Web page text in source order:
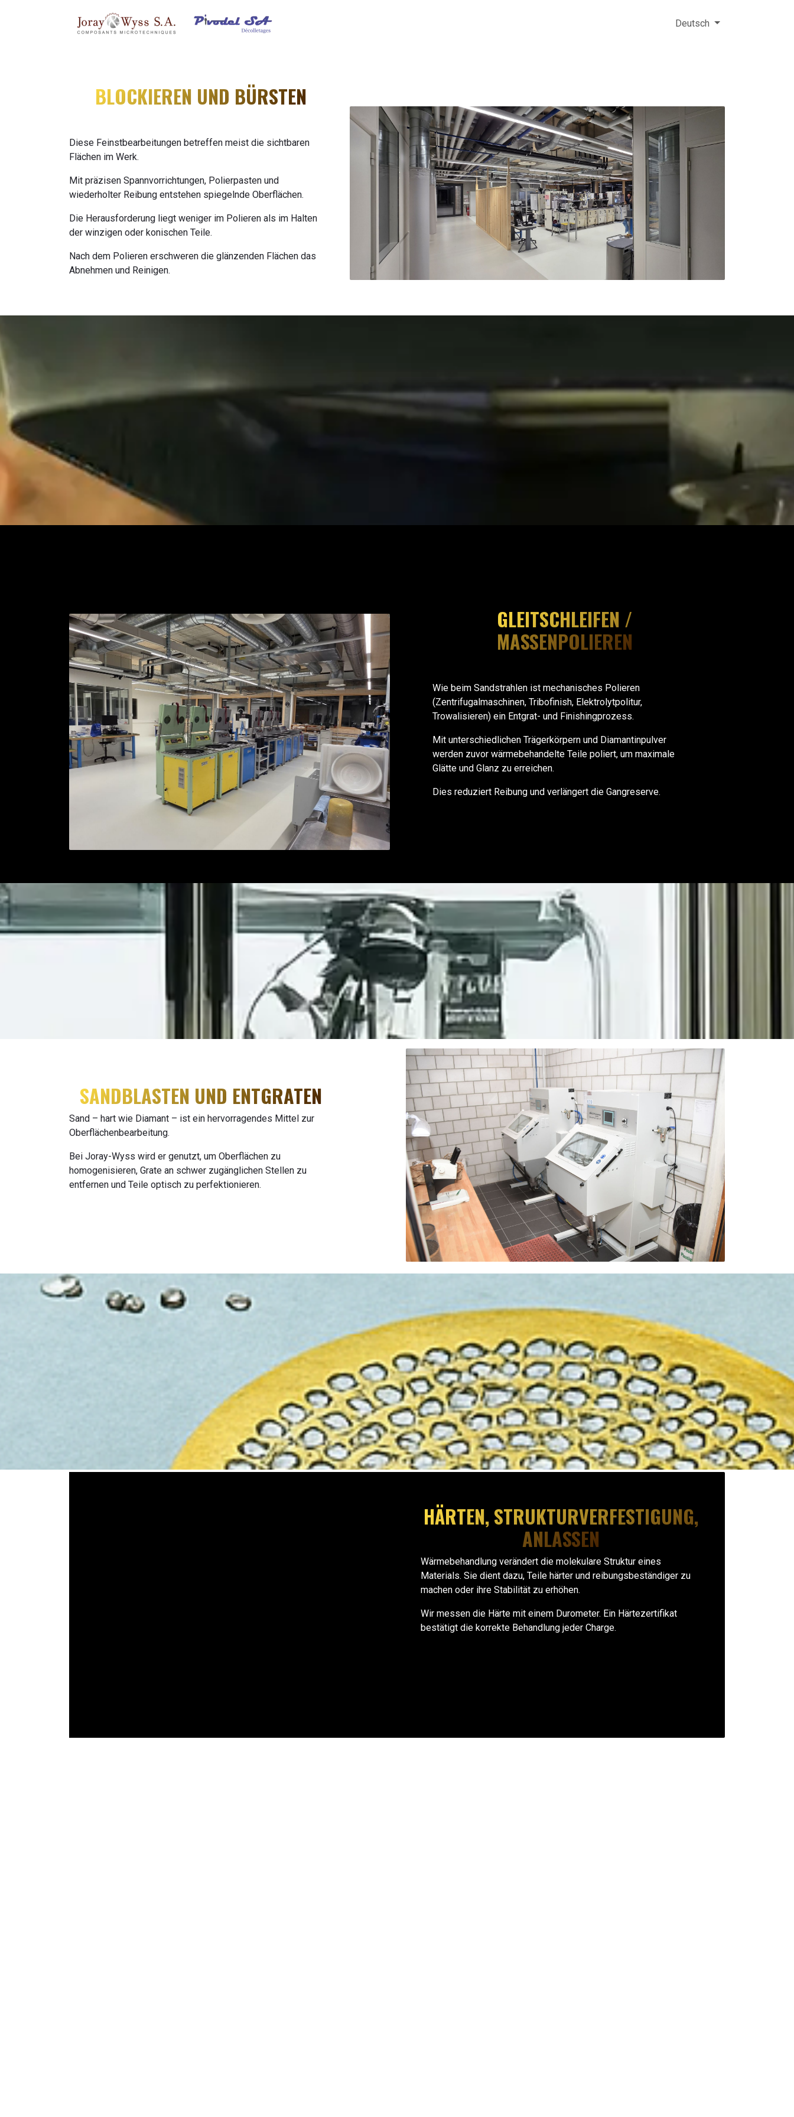
Deutsch
BLOCKIEREN UND BÜRSTEN
Diese Feinstbearbeitungen betreffen meist die sichtbaren
Flächen im Werk.
Mit präzisen Spannvorrichtungen, Polierpasten und
wiederholter Reibung entstehen spiegelnde Oberflächen.
Die Herausforderung liegt weniger im Polieren als im Halten
der winzigen oder konischen Teile.
Nach dem Polieren erschweren die glänzenden Flächen das
Abnehmen und Reinigen.​
GLEITSCHLEIFEN /
MASSENPOLIEREN
Wie beim Sandstrahlen ist mechanisches Polieren
(Zentrifugalmaschinen, Tribofinish, Elektrolytpolitur,
Trowalisieren) ein Entgrat- und Finishingprozess.
Mit unterschiedlichen Trägerkörpern und Diamantinpulver
werden zuvor wärmebehandelte Teile poliert, um maximale
Glätte und Glanz zu erreichen.
Dies reduziert Reibung und verlängert die Gangreserve.​
SANDBLASTEN UND ENTGRATEN
Sand – hart wie Diamant – ist ein hervorragendes Mittel zur
Oberflächenbearbeitung.
Bei Joray-Wyss wird er genutzt, um Oberflächen zu
homogenisieren, Grate an schwer zugänglichen Stellen zu
entfernen und Teile optisch zu perfektionieren.​
HÄRTEN, STRUKTURVERFESTIGUNG,
ANLASSEN
Wärmebehandlung verändert die molekulare Struktur eines
Materials. Sie dient dazu, Teile härter und reibungsbeständiger zu
machen oder ihre Stabilität zu erhöhen.
Wir messen die Härte mit einem Durometer. Ein Härtezertifikat
bestätigt die korrekte Behandlung jeder Charge. ​